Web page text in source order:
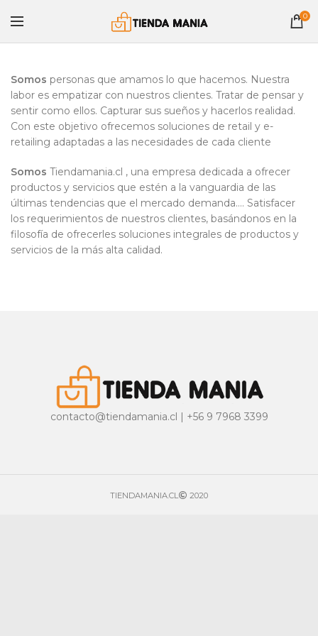
0
Somos personas que amamos lo que hacemos. Nuestra
labor es empatizar con nuestros clientes. Tratar de pensar y
sentir como ellos. Capturar sus sueños y hacerlos realidad.
Con este objetivo ofrecemos soluciones de retail y e-
retailing adaptadas a las necesidades de cada cliente
Somos Tiendamania.cl , una empresa dedicada a ofrecer
productos y servicios que estén a la vanguardia de las
últimas tendencias que el mercado demanda…. Satisfacer
los requerimientos de nuestros clientes, basándonos en la
filosofía de ofrecerles soluciones integrales de productos y
servicios de la más alta calidad.
contacto@tiendamania.cl | +56 9 7968 3399
TIENDAMANIA.CL 2020